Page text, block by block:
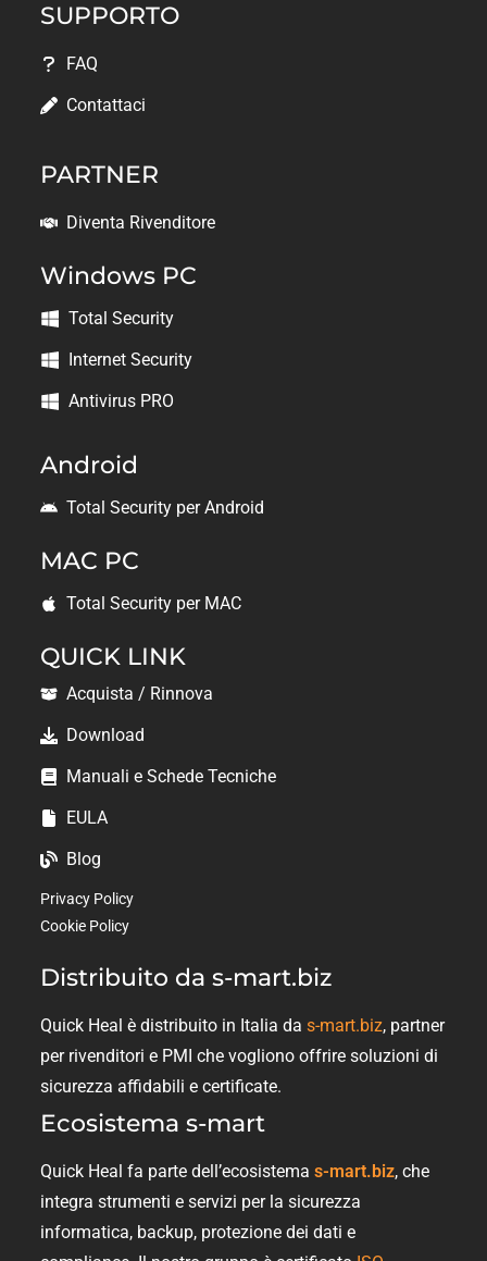
SUPPORTO
FAQ
Contattaci
PARTNER
Diventa Rivenditore
Windows PC
Total Security
Internet Security
Antivirus PRO
Android
Total Security per Android
MAC PC
Total Security per MAC
QUICK LINK
Acquista / Rinnova
Download
Manuali e Schede Tecniche
EULA
Blog
Privacy Policy
Cookie Policy
Distribuito da s-mart.biz
Quick Heal è distribuito in Italia das-mart.biz, partner
per rivenditori e PMI che vogliono offrire soluzioni di
sicurezza affidabili e certificate.
Ecosistema s-mart
Quick Heal fa parte dell’ecosistemas-mart.biz, che
integra strumenti e servizi per la sicurezza
informatica, backup, protezione dei dati e